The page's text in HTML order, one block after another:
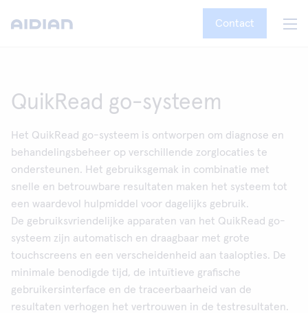
Contact
QuikRead go-systeem
Het QuikRead go-systeem is ontworpen om diagnose en
behandelingsbeheer op verschillende zorglocaties te
ondersteunen. Het gebruiksgemak in combinatie met
snelle en betrouwbare resultaten maken het systeem tot
een waardevol hulpmiddel voor dagelijks gebruik.
De gebruiksvriendelijke apparaten van het QuikRead go-
systeem zijn automatisch en draagbaar met grote
touchscreens en een verscheidenheid aan taalopties. De
minimale benodigde tijd, de intuïtieve grafische
gebruikersinterface en de traceerbaarheid van de
resultaten verhogen het vertrouwen in de testresultaten.